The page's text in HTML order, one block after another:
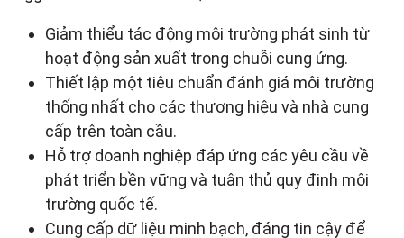
Giảm thiểu tác động môi trường phát sinh từ
hoạt động sản xuất trong chuỗi cung ứng.
Thiết lập một tiêu chuẩn đánh giá môi trường
thống nhất cho các thương hiệu và nhà cung
cấp trên toàn cầu.
Hỗ trợ doanh nghiệp đáp ứng các yêu cầu về
phát triển bền vững và tuân thủ quy định môi
trường quốc tế.
Cung cấp dữ liệu minh bạch, đáng tin cậy để